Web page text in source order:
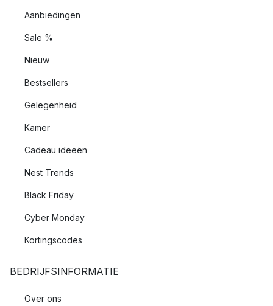
Aanbiedingen
Sale %
Nieuw
Bestsellers
Gelegenheid
Kamer
Cadeau ideeën
Nest Trends
Black Friday
Cyber Monday
Kortingscodes
BEDRIJFSINFORMATIE
Over ons